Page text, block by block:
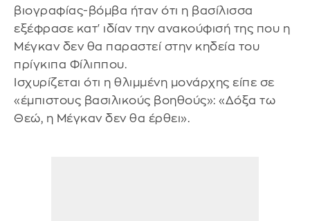
βιογραφίας-βόμβα ήταν ότι η βασίλισσα
εξέφρασε κατ' ιδίαν την ανακούφισή της που η
Μέγκαν δεν θα παραστεί στην κηδεία του
πρίγκιπα Φίλιππου.
Ισχυρίζεται ότι η θλιμμένη μονάρχης είπε σε
«έμπιστους βασιλικούς βοηθούς»: «Δόξα τω
Θεώ, η Μέγκαν δεν θα έρθει».